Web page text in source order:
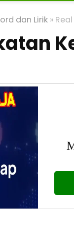
dan Lirik »